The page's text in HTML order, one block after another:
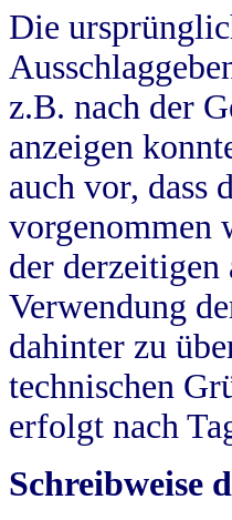
Die
z.B. nach der
anzeigen
auch vor, dass
vorgenommen
der
Verwendung
dahinter zu
technischen
erfolgt nach
Schreibweise